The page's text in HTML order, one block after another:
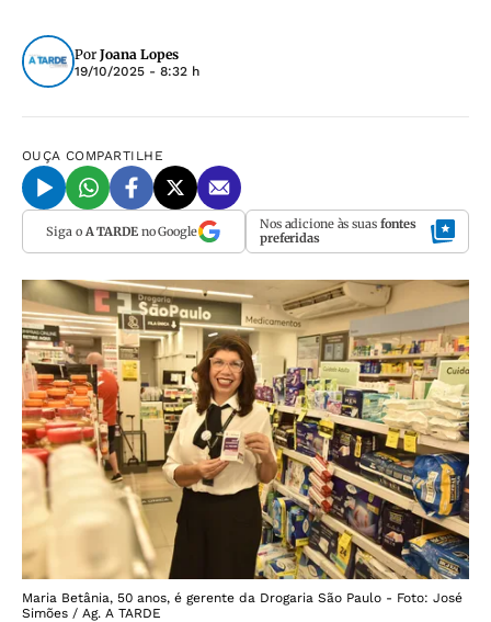
Por Joana Lopes
19/10/2025 - 8:32 h
OUÇA COMPARTILHE
Siga o A TARDEno Google Nos adicione às suas fontes
preferidas
Maria Betânia, 50 anos, é gerente da Drogaria São Paulo - Foto: José
Simões / Ag. A TARDE